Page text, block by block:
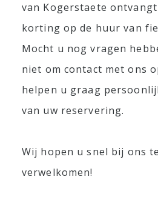
van Kogerstaete ontvangt
korting op de huur van
Mocht u nog vragen
niet om contact met ons
helpen u graag
van uw reservering.
Wij hopen u snel bij ons
verwelkomen!